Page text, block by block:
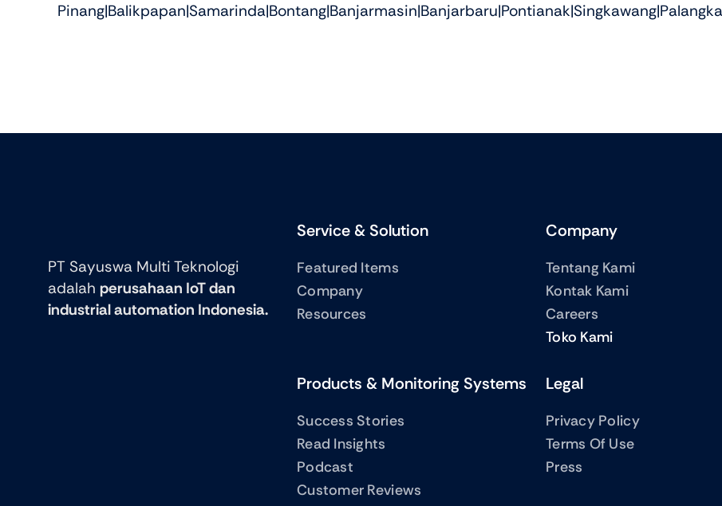
PT Sayuswa Multi Teknologi
adalah perusahaan IoT dan
industrial automation Indonesia.
Service & Solution
Featured Items
Company
Resources
Company
Tentang Kami
Kontak Kami
Careers
Toko Kami
Products & Monitoring Systems
Success Stories
Read Insights
Podcast
Customer Reviews
Legal
Privacy Policy
Terms Of Use
Press